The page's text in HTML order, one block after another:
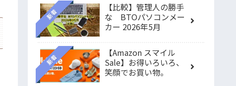
新着
【比較】管理人の勝手
な BTOパソコンメー
カー 2026年5月
新着
【Amazon スマイル
Sale】お得いろいろ、
笑顔でお買い物。